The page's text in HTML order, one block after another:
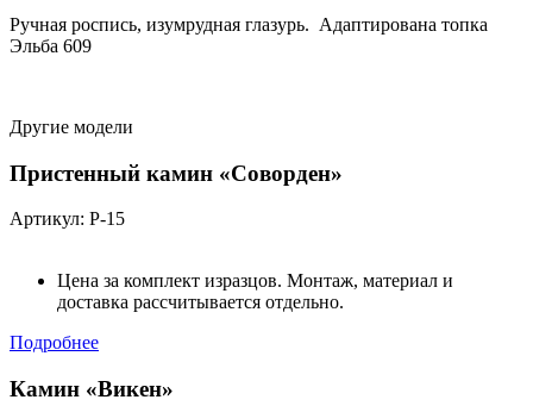
Ручная роспись, изумрудная глазурь. Адаптирована топка
Эльба 609
Другие модели
Пристенный камин «Соворден»
Артикул: Р-15
Цена за комплект изразцов. Монтаж, материал и
доставка рассчитывается отдельно.
Подробнее
Камин «Викен»